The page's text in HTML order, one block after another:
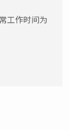
工作时间为